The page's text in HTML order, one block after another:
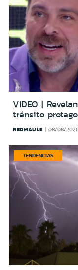
VIDEO |
tránsito
REDMAULE 08/08/2026
TENDENCIAS